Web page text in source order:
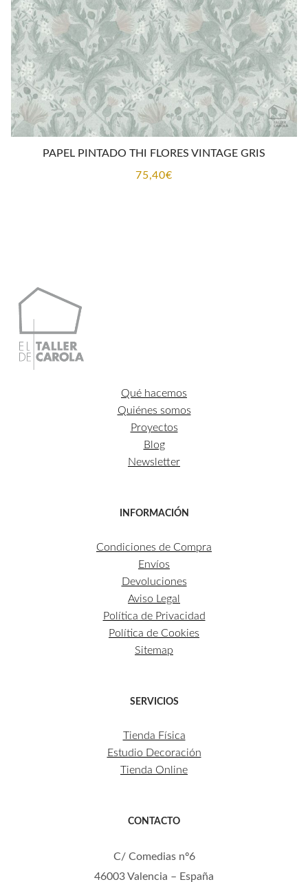
PAPEL PINTADO THI FLORES VINTAGE GRIS
75,40€
Qué hacemos
Quiénes somos
Proyectos
Blog
Newsletter
INFORMACIÓN
Condiciones de Compra
Envíos
Devoluciones
Aviso Legal
Política de Privacidad
Política de Cookies
Sitemap
SERVICIOS
Tienda Física
Estudio Decoración
Tienda Online
CONTACTO
C/ Comedias nº6
46003 Valencia – España